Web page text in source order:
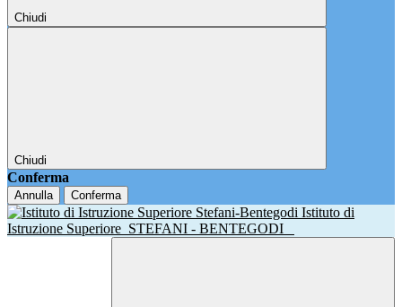
Chiudi
Chiudi
Conferma
Annulla Conferma
Istituto di
Istruzione Superiore STEFANI - BENTEGODI